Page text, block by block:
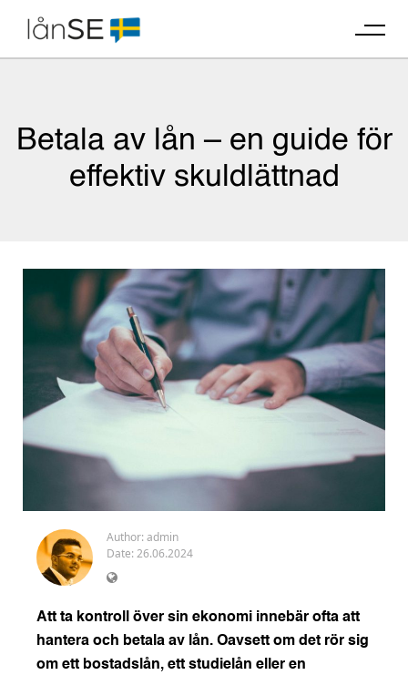
content
Betala av lån – en guide för
effektiv skuldlättnad
Author: admin
Date: 26.06.2024
Att ta kontroll över sin ekonomi innebär ofta att
hantera och betala av lån. Oavsett om det rör sig
om ett bostadslån, ett studielån eller en